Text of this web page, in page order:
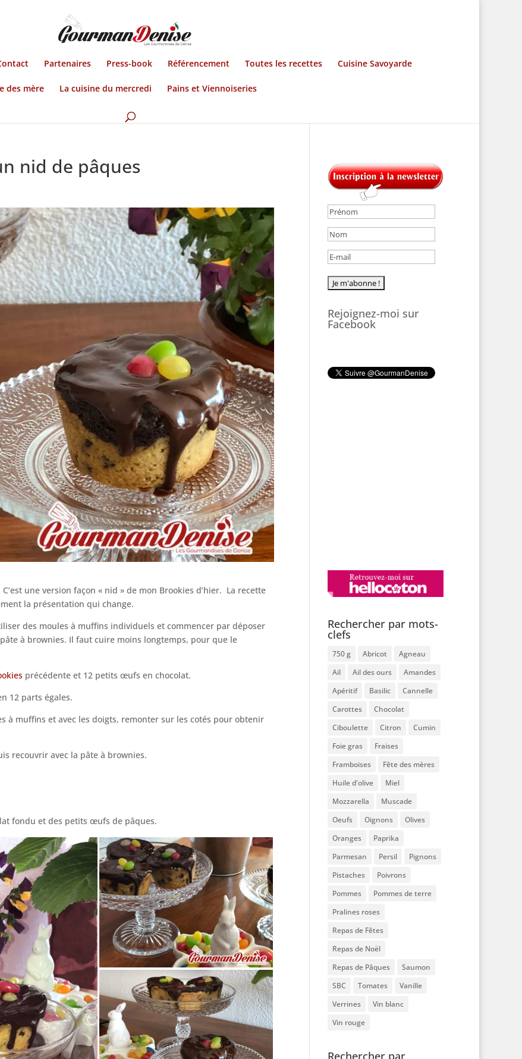
Partenaires Press-book Référencement Toutes les recettes Cuisine Savoyarde
des mère La cuisine du mercredi Pains et Viennoiseries
nid de pâques
C’est une version façon « nid » de mon Brookies d’hier. La recette
la présentation qui change.
des moules à muffins individuels et commencer par déposer
à brownies. Il faut cuire moins longtemps, pour que le
précédente et 12 petits œufs en chocolat.
12 parts égales.
à muffins et avec les doigts, remonter sur les cotés pour obtenir
recouvrir avec la pâte à brownies.
fondu et des petits œufs de pâques.
Rejoignez-moi sur
Facebook
Rechercher par mots-
clefs
750 g Abricot
Agneau
Ail
Ail des ours
Amandes
Apéritif
Basilic
Cannelle
Carottes
Chocolat
Ciboulette
Citron
Cumin
Foie gras
Fraises
Framboises
Fête des mères
Huile d'olive
Miel
Mozzarella
Muscade
Oeufs
Oignons
Olives
Oranges
Paprika
Parmesan
Persil
Pignons
Pistaches
Poivrons
Pommes
Pommes de terre
Pralines roses
Repas de Fêtes
Repas de Noël
Repas de Pâques
Saumon
SBC
Tomates
Vanille
Verrines
Vin blanc
Vin rouge
Rechercher par